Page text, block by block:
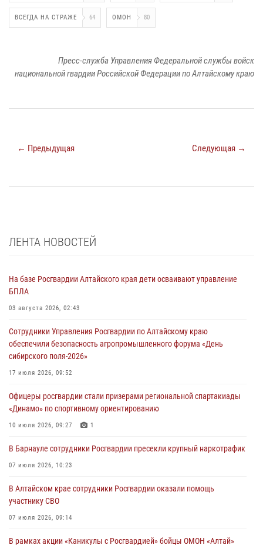
ВСЕГДА НА СТРАЖЕ 64 ОМОН 80
Пресс-служба Управления Федеральной службы войск
национальной гвардии Российской Федерации по Алтайскому краю
← Предыдущая Следующая →
ЛЕНТА НОВОСТЕЙ
На базе Росгвардии Алтайского края дети осваивают управление
БПЛА
03 августа 2026, 02:43
Сотрудники Управления Росгвардии по Алтайскому краю
обеспечили безопасность агропромышленного форума «День
сибирского поля-2026»
17 июля 2026, 09:52
Офицеры росгвардии стали призерами региональной спартакиады
«Динамо» по спортивному ориентированию
10 июля 2026, 09:27 1
В Барнауле сотрудники Росгвардии пресекли крупный наркотрафик
07 июля 2026, 10:23
В Алтайском крае сотрудники Росгвардии оказали помощь
участнику СВО
07 июля 2026, 09:14
В рамках акции «Каникулы с Росгвардией» бойцы ОМОН «Алтай»